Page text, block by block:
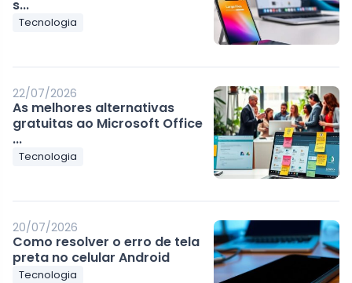
s...
Tecnologia
22/07/2026
As melhores alternativas
gratuitas ao Microsoft Office
...
Tecnologia
20/07/2026
Como resolver o erro de tela
preta no celular Android
Tecnologia